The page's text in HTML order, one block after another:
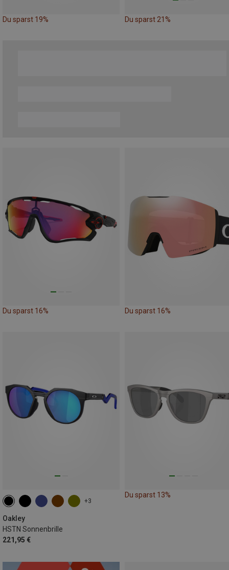
Du sparst 19% Du sparst 21%
Du sparst 16% Du sparst 16%
+3
Oakley
HSTN Sonnenbrille
221,95 €
Du sparst 13%